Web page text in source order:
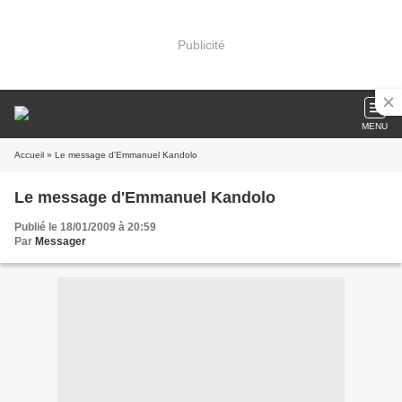
Publicité
MENU
Accueil » Le message d'Emmanuel Kandolo
Le message d'Emmanuel Kandolo
Publié le 18/01/2009 à 20:59
Par Messager